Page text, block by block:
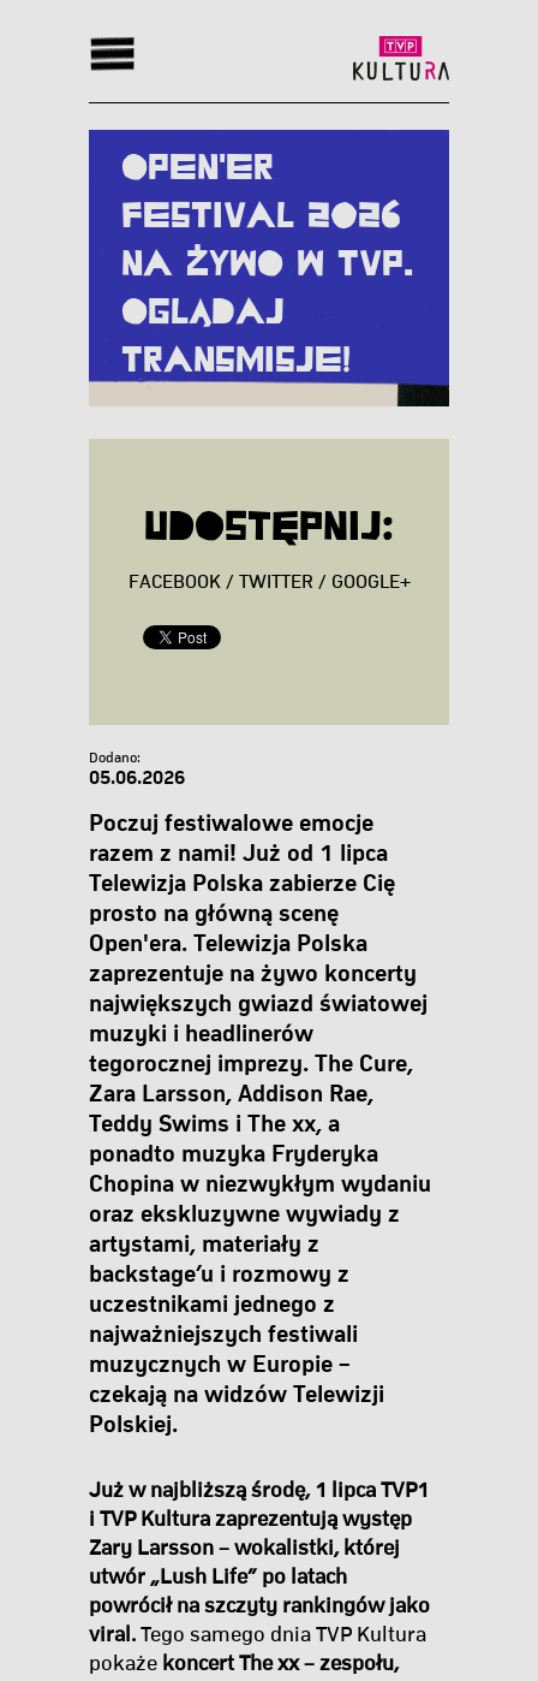
Open'er
Festival 2026
na żywo w TVP.
Oglądaj
transmisje!
Udostępnij:
FACEBOOK / TWITTER / GOOGLE+
Poczuj festiwalowe emocje
razem z nami! Już od 1 lipca
Telewizja Polska zabierze Cię
prosto na główną scenę
Open'era. Telewizja Polska
zaprezentuje na żywo koncerty
największych gwiazd światowej
muzyki i headlinerów
tegorocznej imprezy. The Cure,
Zara Larsson, Addison Rae,
Teddy Swims i The xx, a
ponadto muzyka Fryderyka
Chopina w niezwykłym wydaniu
oraz ekskluzywne wywiady z
artystami, materiały z
backstage’u i rozmowy z
uczestnikami jednego z
najważniejszych festiwali
muzycznych w Europie –
czekają na widzów Telewizji
Polskiej.
Już w najbliższą środę, 1 lipca TVP1
i TVP Kultura zaprezentują występ
Zary Larsson – wokalistki, której
utwór „Lush Life” po latach
powrócił na szczyty rankingów jako
viral. Tego samego dnia TVP Kultura
pokaże koncert The xx – zespołu,
Dodano:
05.06.2026